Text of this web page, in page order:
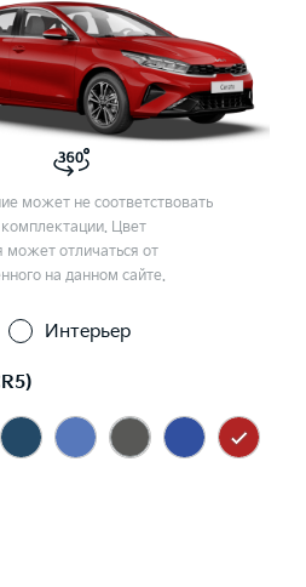
может не соответствовать
Цвет
может отличаться от
на данном сайте.
Интерьер